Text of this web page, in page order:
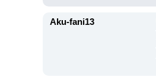
Aku-fani13